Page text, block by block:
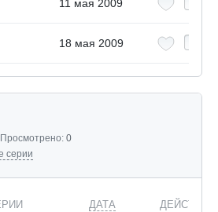
11 мая 2009
18 мая 2009
Просмотрено: 0
серии
ДАТА ДЕЙСТВИЯ